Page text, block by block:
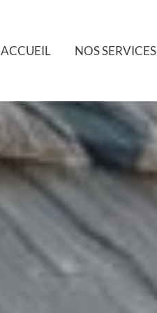
ACCUEIL NOS SERVICES